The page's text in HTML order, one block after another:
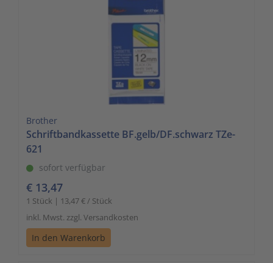
Brother
Schriftbandkassette BF.gelb/DF.schwarz TZe-
621
sofort verfügbar
€ 13,47
1 Stück | 13,47 € / Stück
inkl. Mwst. zzgl. Versandkosten
In den Warenkorb